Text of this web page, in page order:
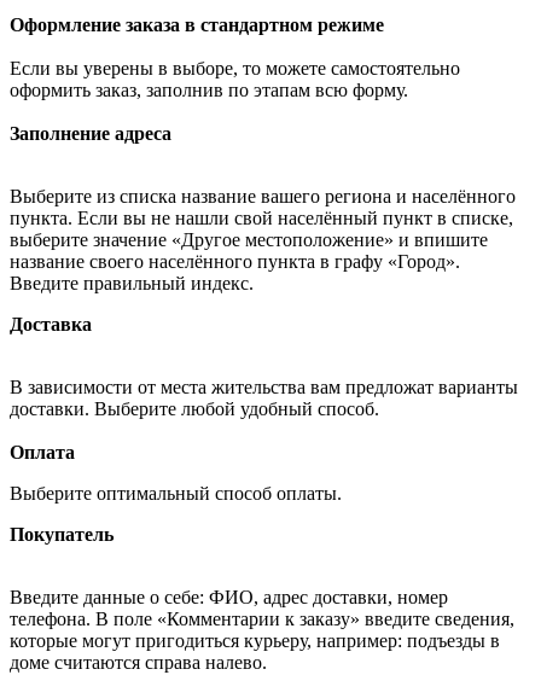
Оформление заказа в стандартном режиме
Если вы уверены в выборе, то можете самостоятельно
оформить заказ, заполнив по этапам всю форму.
Заполнение адреса
Выберите из списка название вашего региона и населённого
пункта. Если вы не нашли свой населённый пункт в списке,
выберите значение «Другое местоположение» и впишите
название своего населённого пункта в графу «Город».
Введите правильный индекс.
Доставка
В зависимости от места жительства вам предложат варианты
доставки. Выберите любой удобный способ.
Оплата
Выберите оптимальный способ оплаты.
Покупатель
Введите данные о себе: ФИО, адрес доставки, номер
телефона. В поле «Комментарии к заказу» введите сведения,
которые могут пригодиться курьеру, например: подъезды в
доме считаются справа налево.